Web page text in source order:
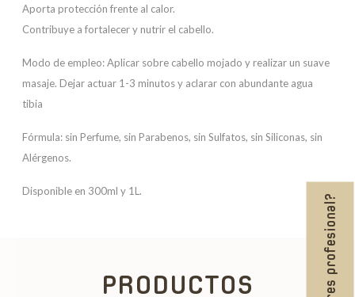
¿Eres profesional?
Aporta protección frente al calor.
Contribuye a fortalecer y nutrir el cabello.
Modo de empleo: Aplicar sobre cabello mojado y realizar un suave
masaje. Dejar actuar 1-3 minutos y aclarar con abundante agua
tibia
Fórmula: sin Perfume, sin Parabenos, sin Sulfatos, sin Siliconas, sin
Alérgenos.
Disponible en 300ml y 1L.
PRODUCTOS